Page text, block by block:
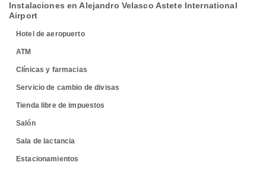
Instalaciones en Alejandro Velasco Astete International
Airport
Hotel de aeropuerto
ATM
Clínicas y farmacias
Servicio de cambio de divisas
Tienda libre de impuestos
Salón
Sala de lactancia
Estacionamientos